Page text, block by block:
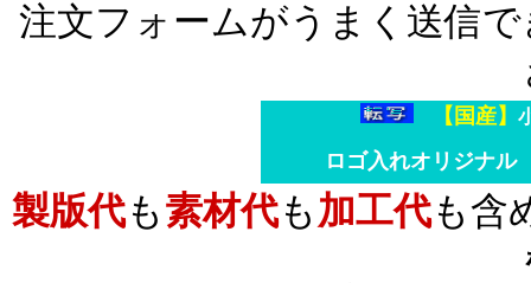
注文フォームがうまく送信
【国産】
ロゴ入れオリジナ
製版代も 素材代も 加工代も含